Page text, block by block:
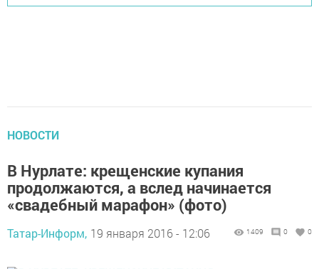
НОВОСТИ
В Нурлате: крещенские купания
продолжаются, а вслед начинается
«свадебный марафон» (фото)
Татар-Информ, 19 января 2016 - 12:06 1409 0 0